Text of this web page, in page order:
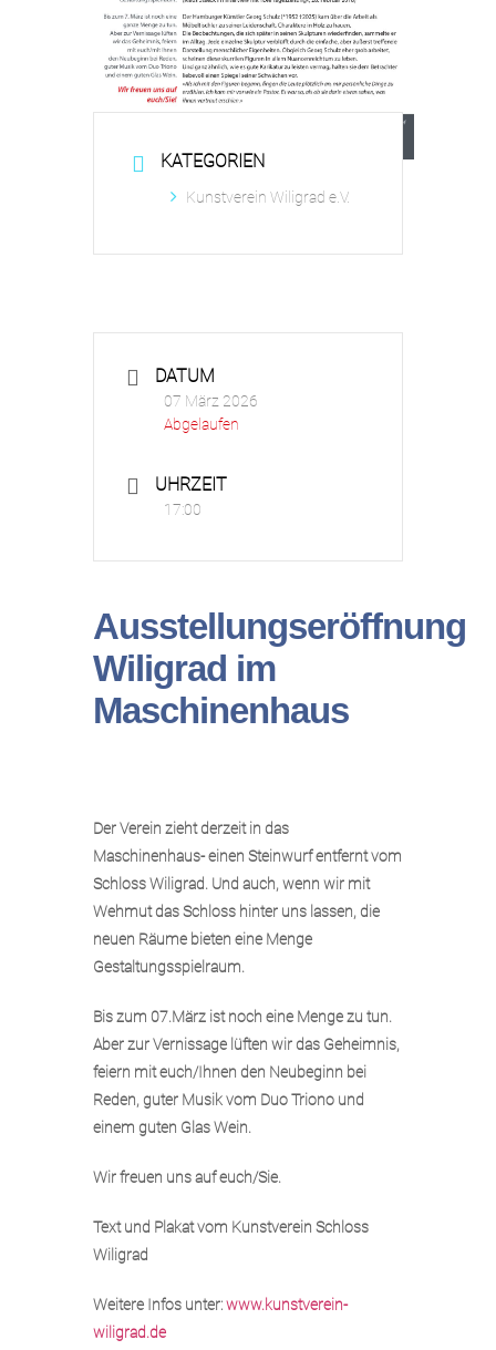
KATEGORIEN
Kunstverein Wiligrad e.V.
DATUM
07 März 2026
Abgelaufen
UHRZEIT
17:00
Ausstellungseröffnung
Wiligrad im
Maschinenhaus
Der Verein zieht derzeit in das
Maschinenhaus- einen Steinwurf entfernt vom
Schloss Wiligrad. Und auch, wenn wir mit
Wehmut das Schloss hinter uns lassen, die
neuen Räume bieten eine Menge
Gestaltungsspielraum.
Bis zum 07.März ist noch eine Menge zu tun.
Aber zur Vernissage lüften wir das Geheimnis,
feiern mit euch/Ihnen den Neubeginn bei
Reden, guter Musik vom Duo Triono und
einem guten Glas Wein.
Wir freuen uns auf euch/Sie.
Text und Plakat vom Kunstverein Schloss
Wiligrad
Weitere Infos unter:www.kunstverein-
wiligrad.de